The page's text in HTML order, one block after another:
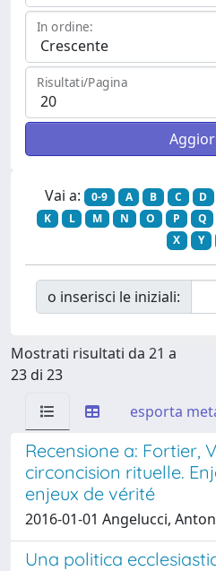
In ordine:
Risultati/Pagina
Vai a: 0-9 A B C D
K
L M N O P Q
X
Y
o inserisci le iniziali:
Mostrati risultati da 21 a
23 di 23
esporta
Recensione a: Fortier,
circoncision rituelle.
enjeux de vérité
2016-01-01 Angelucci,
Una politica